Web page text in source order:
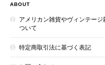
ABOUT
アメリカン雑貨やヴィンテー
ついて
特定商取引法に基づく表記